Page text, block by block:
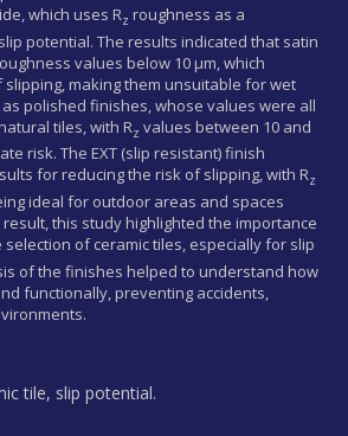
which uses Rz roughness as a
potential. The results indicated that satin
values ​​below 10 µm, which
slipping, making them unsuitable for wet
polished finishes, whose values ​​were all
tiles, with Rz values ​​between 10 and
risk. The EXT (slip resistant) finish
for reducing the risk of slipping, with Rz
ideal for outdoor areas and spaces
this study highlighted the importance
of ceramic tiles, especially for slip
of the finishes helped to understand how
functionally, preventing accidents,
tile, slip potential.